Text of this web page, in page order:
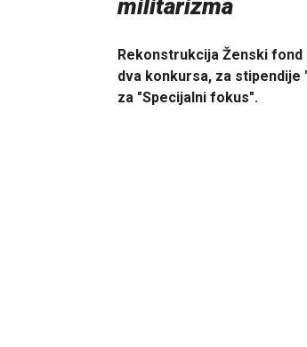
militarizma
Rekonstrukcija Ženski fond
dva konkursa, za stipendije
za "Specijalni fokus".